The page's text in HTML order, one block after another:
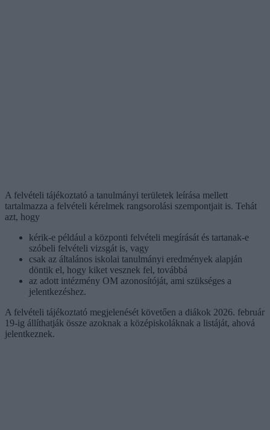
A felvételi tájékoztató a tanulmányi területek leírása mellett
tartalmazza a felvételi kérelmek rangsorolási szempontjait is. Tehát
azt, hogy
kérik-e például a központi felvételi megírását és tartanak-e
szóbeli felvételi vizsgát is, vagy
csak az általános iskolai tanulmányi eredmények alapján
döntik el, hogy kiket vesznek fel, továbbá
az adott intézmény OM azonosítóját, ami szükséges a
jelentkezéshez.
A felvételi tájékoztató megjelenését követően a diákok 2026. február
19-ig állíthatják össze azoknak a középiskoláknak a listáját, ahová
jelentkeznek.